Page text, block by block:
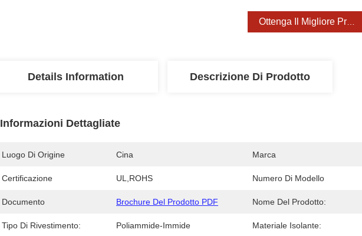
Ottenga Il Migliore Prezzo
Details Information Descrizione Di Prodotto
Informazioni Dettagliate
Luogo Di Origine Cina Marca
Certificazione UL,ROHS Numero Di Modello
Documento Brochure Del Prodotto PDF Nome Del Prodotto:
Tipo Di Rivestimento: Poliammide-Immide Materiale Isolante: